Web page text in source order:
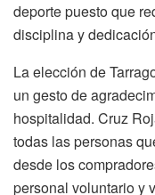
deporte puesto que
disciplina y
La elección de
un gesto de
hospitalidad. Cruz
todas las personas
desde los
personal voluntario y